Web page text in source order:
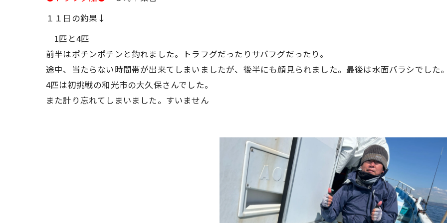
１１日の釣果↓
1匹と4匹
前半はポチンポチンと釣れました。トラフグだったりサバフグだったり。
途中、当たらない時間帯が出来てしまいましたが、後半にも顔見られました。最後は水面バラシでした
4匹は初挑戦の和光市の大久保さんでした。
また計り忘れてしまいました。すいません